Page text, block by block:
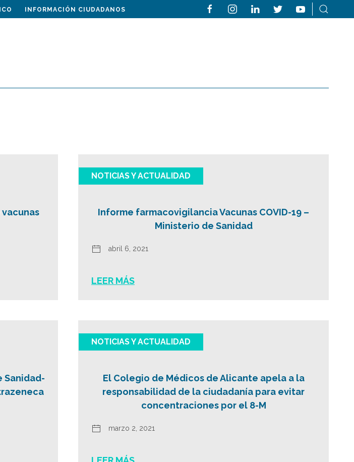
INFORMACIÓN CIUDADANOS
NOTICIAS Y ACTUALIDAD
Informe farmacovigilancia Vacunas COVID-19 –
Ministerio de Sanidad
abril 6, 2021
LEER MÁS
Sanidad-
NOTICIAS Y ACTUALIDAD
El Colegio de Médicos de Alicante apela a la
responsabilidad de la ciudadanía para evitar
concentraciones por el 8-M
marzo 2, 2021